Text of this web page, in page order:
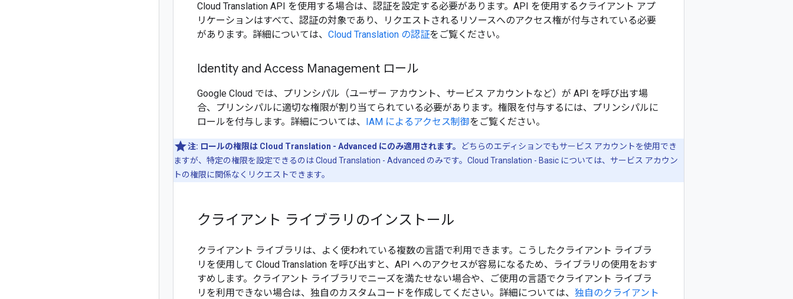
Cloud Translation API を使用する場合は、認証を設定する必要があります。API を使用するクライアント アプ
リケーションはすべて、認証の対象であり、リクエストされるリソースへのアクセス権が付与されている必要
があります。詳細については、 Cloud Translation の認証をご覧ください。
Identity and Access Management ロール
Google Cloud では、プリンシパル（ユーザー アカウント、サービス アカウントなど）が API を呼び出す場
合、プリンシパルに適切な権限が割り当てられている必要があります。権限を付与するには、プリンシパルに
ロールを付与します。詳細については、 IAM によるアクセス制御をご覧ください。
注: ロールの権限は Cloud Translation - Advanced にのみ適用されます。
どちらのエディションでもサービス アカウントを使用でき
ますが、特定の権限を設定できるのは Cloud Translation - Advanced のみです。Cloud Translation - Basic については、サービス アカウン
トの権限に関係なくリクエストできます。
クライアント ライブラリのインストール
クライアント ライブラリは、よく使われている複数の言語で利用できます。こうしたクライアント ライブラ
リを使用して Cloud Translation を呼び出すと、API へのアクセスが容易になるため、ライブラリの使用をおす
すめします。クライアント ライブラリでニーズを満たせない場合や、ご使用の言語でクライアント ライブラ
リを利用できない場合は、独自のカスタムコードを作成してください。詳細については、 独自のクライアント